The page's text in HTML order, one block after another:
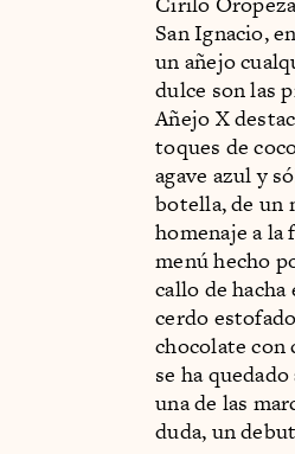
San Ignacio,
un añejo
dulce son las
Añejo X
toques de
agave azul y
botella, de un
homenaje a la
menú hecho
callo de
cerdo
chocolate con
se ha
una de las
duda, un